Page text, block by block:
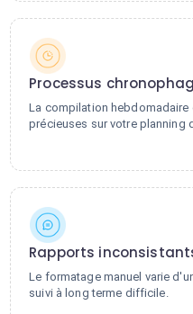
Processus
La compilation hebdomadaire
précieuses sur votre planning
Rapports
Le formatage manuel varie
suivi à long terme difficile.